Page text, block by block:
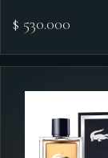
$ 530.000